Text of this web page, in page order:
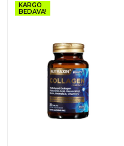
KARGO
BEDAVA!